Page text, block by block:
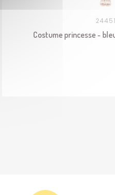
24451
Costume princesse -